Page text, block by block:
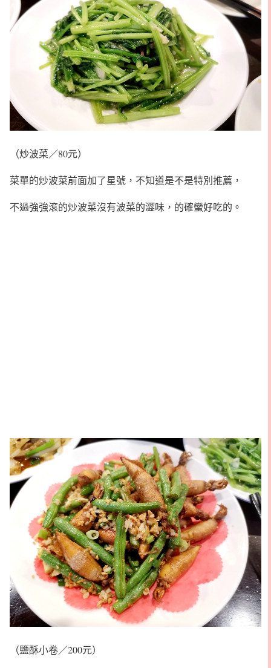
（炒波菜／80元）
菜單的炒波菜前面加了星號，不知道是不是特別推薦，
不過強強滾的炒波菜沒有波菜的澀味，的確蠻好吃的。
（鹽酥小卷／200元）